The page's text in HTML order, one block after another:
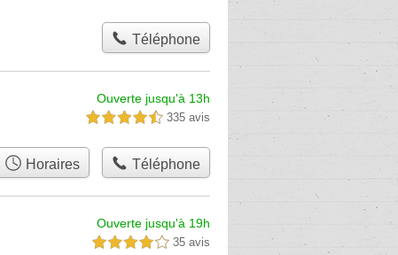
Téléphone
Ouverte jusqu'à 13h
4,5 étoiles sur 5 335 avis
Horaires Téléphone
Ouverte jusqu'à 19h
4,0 étoiles sur 5 35 avis